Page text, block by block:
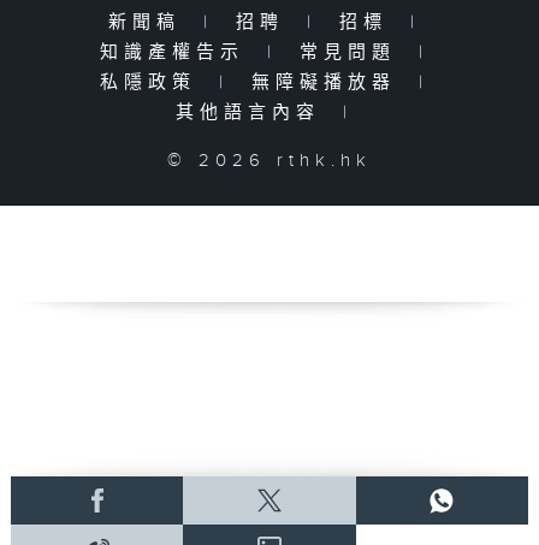
新聞稿 | 招聘 | 招標
|
知識產權告示
| 常見問題
|
私隱政策
| 無障礙播放器
|
其他語言內容
|
© 2026 rthk.hk